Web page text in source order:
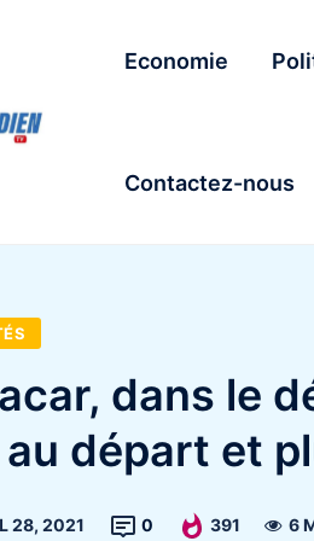
Economie
Contactez-nous
dans le
départ et
28, 2021 0 391 6